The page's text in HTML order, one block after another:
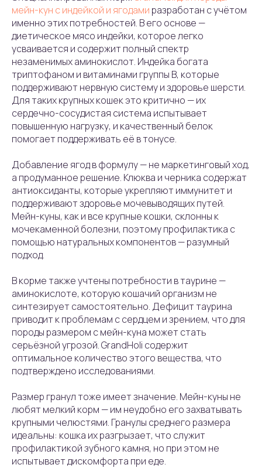
мейн-кун с индейкой и ягодами разработан с учётом
именно этих потребностей. В его основе —
диетическое мясо индейки, которое легко
усваивается и содержит полный спектр
незаменимых аминокислот. Индейка богата
триптофаном и витаминами группы B, которые
поддерживают нервную систему и здоровье шерсти.
Для таких крупных кошек это критично — их
сердечно-сосудистая система испытывает
повышенную нагрузку, и качественный белок
помогает поддерживать её в тонусе.
Добавление ягод в формулу — не маркетинговый ход,
а продуманное решение. Клюква и черника содержат
антиоксиданты, которые укрепляют иммунитет и
поддерживают здоровье мочевыводящих путей.
Мейн-куны, как и все крупные кошки, склонны к
мочекаменной болезни, поэтому профилактика с
помощью натуральных компонентов — разумный
подход.
В корме также учтены потребности в таурине —
аминокислоте, которую кошачий организм не
синтезирует самостоятельно. Дефицит таурина
приводит к проблемам с сердцем и зрением, что для
породы размером с мейн-куна может стать
серьёзной угрозой. GrandHoli содержит
оптимальное количество этого вещества, что
подтверждено исследованиями.
Размер гранул тоже имеет значение. Мейн-куны не
любят мелкий корм — им неудобно его захватывать
крупными челюстями. Гранулы среднего размера
идеальны: кошка их разгрызает, что служит
профилактикой зубного камня, но при этом не
испытывает дискомфорта при еде.